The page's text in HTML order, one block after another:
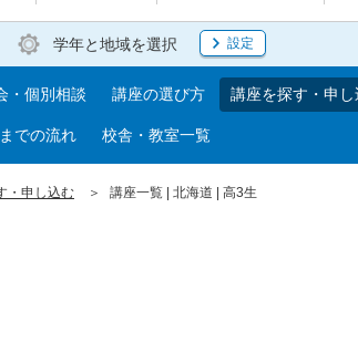
学年と地域を選択 設定
・個別相談 講座の選び方 講座を探す・申し
での流れ 校舎・教室一覧
・申し込む 講座一覧 | 北海道 | 高3生